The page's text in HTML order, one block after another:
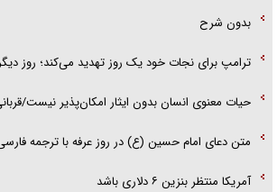
بدون شرح
ترامپ برای نجات خود یک روز تهدید می‌کند؛ روز
حیات معنوی انسان بدون ایثار امکان‌پذیر نیست/
متن دعای امام حسین (ع) در روز عرفه با ترجمه
آمریکا منتظر بنزین ۶ دلاری باشد